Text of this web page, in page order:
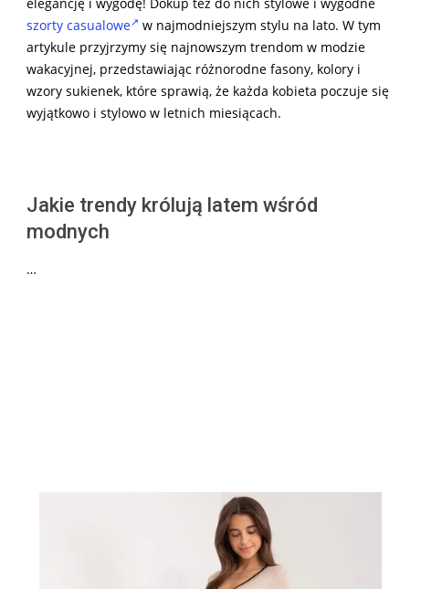
szorty casualowe
w najmodniejszym stylu na lato. W tym
artykule przyjrzymy się najnowszym trendom w modzie
wakacyjnej, przedstawiając różnorodne fasony, kolory i
wzory sukienek, które sprawią, że każda kobieta poczuje się
wyjątkowo i stylowo w letnich miesiącach.
Jakie trendy królują latem wśród
modnych
…